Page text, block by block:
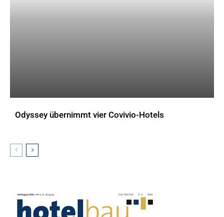
Odyssey übernimmt vier Covivio-Hotels